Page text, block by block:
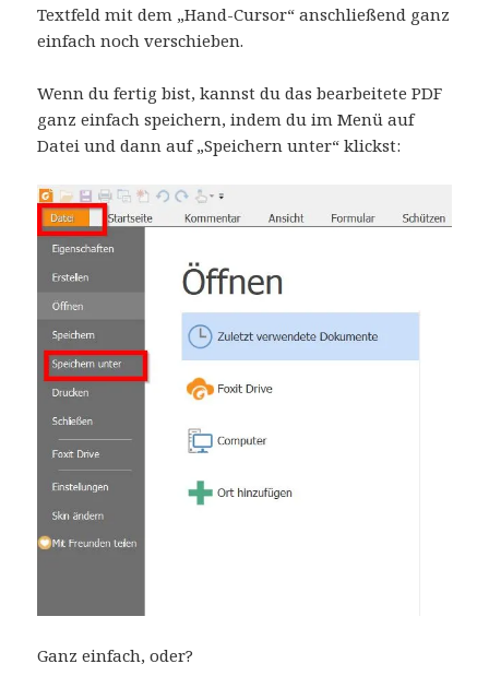
Textfeld mit dem „Hand-Cursor“ anschließend ganz
einfach noch verschieben.
Wenn du fertig bist, kannst du das bearbeitete PDF
ganz einfach speichern, indem du im Menü auf
Datei und dann auf „Speichern unter“ klickst:
Ganz einfach, oder?